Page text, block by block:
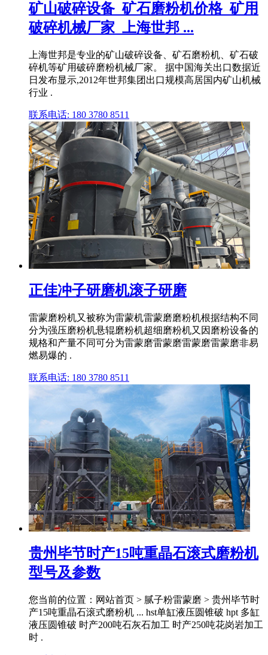
矿山破碎设备_矿石磨粉机价格_矿用
破碎机械厂家_上海世邦 ...
上海世邦是专业的矿山破碎设备、矿石磨粉机、矿石破
碎机等矿用破碎磨粉机械厂家。 据中国海关出口数据近
日发布显示,2012年世邦集团出口规模高居国内矿山机械
行业 .
联系电话: 180 3780 8511
正佳冲子研磨机滚子研磨
雷蒙磨粉机又被称为雷蒙机雷蒙磨磨粉机根据结构不同
分为强压磨粉机悬辊磨粉机超细磨粉机又因磨粉设备的
规格和产量不同可分为雷蒙磨雷蒙磨雷蒙磨雷蒙磨非易
燃易爆的 .
联系电话: 180 3780 8511
贵州毕节时产15吨重晶石滚式磨粉机
型号及参数
您当前的位置：网站首页 > 腻子粉雷蒙磨 > 贵州毕节时
产15吨重晶石滚式磨粉机 ... hst单缸液压圆锥破 hpt 多缸
液压圆锥破 时产200吨石灰石加工 时产250吨花岗岩加工
时 .